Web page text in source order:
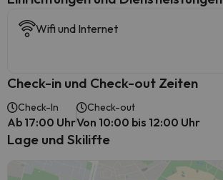
Wifi und Internet
Check-in und Check-out Zeiten
Check-In
Ab 17:00 Uhr
Check-out
Von 10:00 bis 12:00 Uhr
Lage und Skilifte